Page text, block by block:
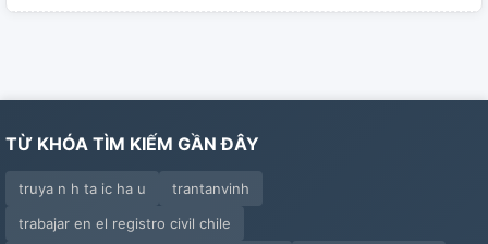
TỪ KHÓA TÌM KIẾM GẦN ĐÂY
truya n h ta ic ha u
trantanvinh
trabajar en el registro civil chile